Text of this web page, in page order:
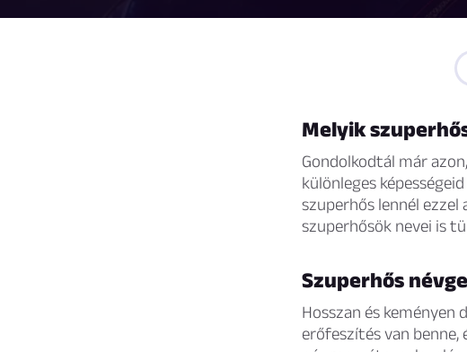
Melyik
Gondolkodtál már
különleges
szuperhős lennél
szuperhősök nevei is
Szuperhős
Hosszan és keményen
erőfeszítés van